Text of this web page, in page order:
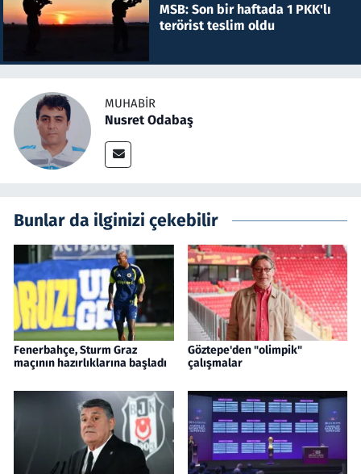
MSB: Son bir haftada 1 PKK'lı
terörist teslim oldu
MUHABIR
Nusret Odabaş
Bunlar da ilginizi çekebilir
Fenerbahçe, Sturm Graz
maçının hazırlıklarına başladı
Göztepe'den "olimpik"
çalışmalar